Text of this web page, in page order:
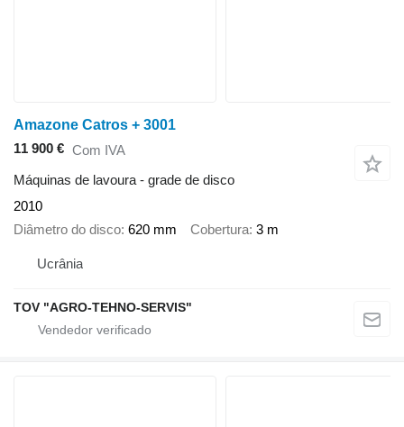
Amazone Catros + 3001
11 900 € Com IVA
Máquinas de lavoura - grade de disco
2010
Diâmetro do disco 620 mm Cobertura 3 m
Ucrânia
TOV "AGRO-TEHNO-SERVIS"